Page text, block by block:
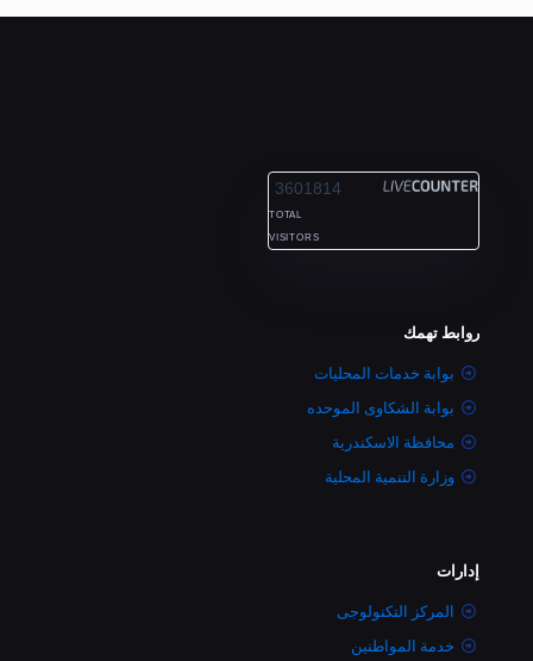
3601814
TOTAL
VISITORS
روابط تهمك
بوابة خدمات المحليات
بوابة الشكاوى الموحده
محافظة الاسكندرية
وزارة التنمية المحلية
إدارات
المركز التكنولوجى
خدمة المواطنين